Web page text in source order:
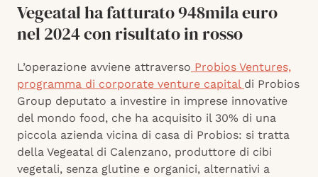
Vegeatal ha fatturato 948mila euro
nel 2024 con risultato in rosso
L’operazione avviene attraverso Probios Ventures,
programma di corporate venture capital di Probios
Group deputato a investire in imprese innovative
del mondo food, che ha acquisito il 30% di una
piccola azienda vicina di casa di Probios: si tratta
della Vegeatal di Calenzano, produttore di cibi
vegetali, senza glutine e organici, alternativi a